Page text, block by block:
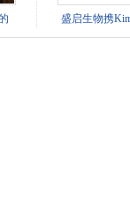
盛启生物携